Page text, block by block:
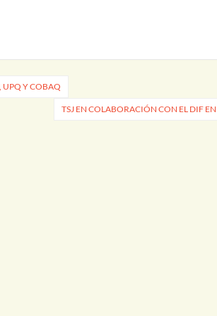
Y COBAQ
TSJ EN COLABORACIÓN CON EL DIF